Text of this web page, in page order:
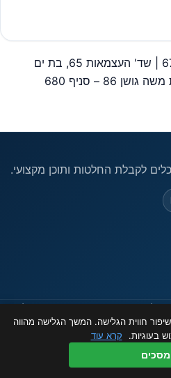
– סניף 680
לקבלת החלטות ותוכן מקצועי.
ואינו מהווה ייעוץ פיננסי. ט.ל.ח.
חווית הגלישה. המשך הגלישה מהווה
בעוגיות.
קרא עוד
מסכים